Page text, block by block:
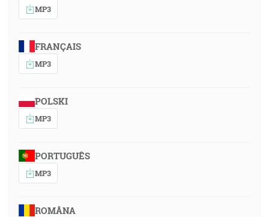
MP3
FRANÇAIS
MP3
POLSKI
MP3
PORTUGUÊS
MP3
ROMÂNA